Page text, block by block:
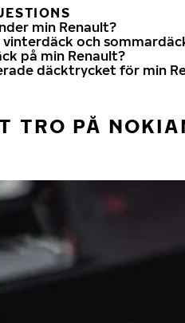
min Renault?
vinterdäck och
på min Renault?
däcktrycket för min
TRO PÅ